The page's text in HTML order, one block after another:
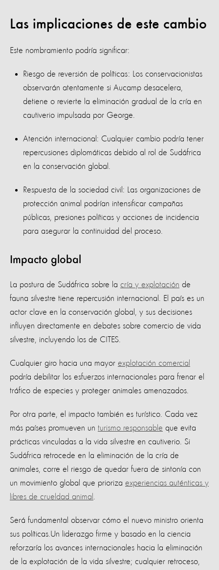
Las implicaciones de este cambio
Este nombramiento podría significar:
Riesgo de reversión de políticas: Los conservacionistas
observarán atentamente si Aucamp desacelera,
detiene o revierte la eliminación gradual de la cría en
cautiverio impulsada por George.
Atención internacional: Cualquier cambio podría tener
repercusiones diplomáticas debido al rol de Sudáfrica
en la conservación global.
Respuesta de la sociedad civil: Las organizaciones de
protección animal podrían intensificar campañas
públicas, presiones políticas y acciones de incidencia
para asegurar la continuidad del proceso.
Impacto global
La postura de Sudáfrica sobre la cría y explotación de
fauna silvestre tiene repercusión internacional. El país es un
actor clave en la conservación global, y sus decisiones
influyen directamente en debates sobre comercio de vida
silvestre, incluyendo los de CITES.
Cualquier giro hacia una mayor explotación comercial
podría debilitar los esfuerzos internacionales para frenar el
tráfico de especies y proteger animales amenazados.
Por otra parte, el impacto también es turístico. Cada vez
más países promueven un turismo responsable que evita
prácticas vinculadas a la vida silvestre en cautiverio. Si
Sudáfrica retrocede en la eliminación de la cría de
animales, corre el riesgo de quedar fuera de sintonía con
un movimiento global que prioriza experiencias auténticas y
libres de crueldad animal
Será fundamental observar cómo el nuevo ministro orienta
sus políticas.Un liderazgo firme y basado en la ciencia
reforzaría los avances internacionales hacia la eliminación
de la explotación de la vida silvestre; cualquier retroceso,